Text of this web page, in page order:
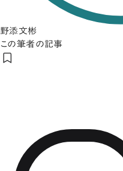
野添文彬
この筆者の記事